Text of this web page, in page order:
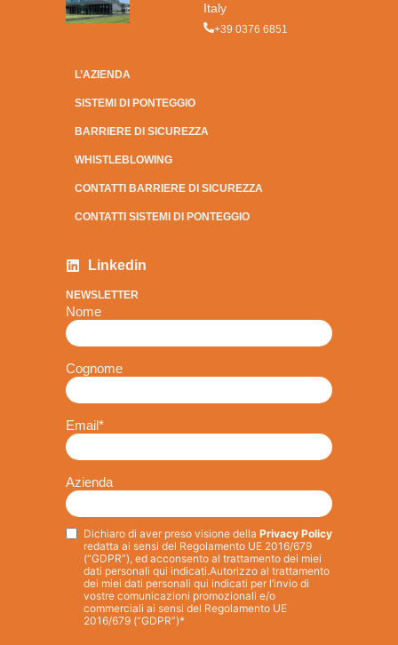
Italy
+39 0376 6851
L’AZIENDA
SISTEMI DI PONTEGGIO
BARRIERE DI SICUREZZA
WHISTLEBLOWING
CONTATTI BARRIERE DI SICUREZZA
CONTATTI SISTEMI DI PONTEGGIO
Linkedin
NEWSLETTER
Nome
Cognome
Email*
Azienda
Privacy*
Dichiaro di aver preso visione della Privacy Policy
redatta ai sensi del Regolamento UE 2016/679
(“GDPR”), ed acconsento al trattamento dei miei
dati personali qui indicati.Autorizzo al trattamento
dei miei dati personali qui indicati per l’invio di
vostre comunicazioni promozionali e/o
commerciali ai sensi del Regolamento UE
2016/679 (“GDPR”)*